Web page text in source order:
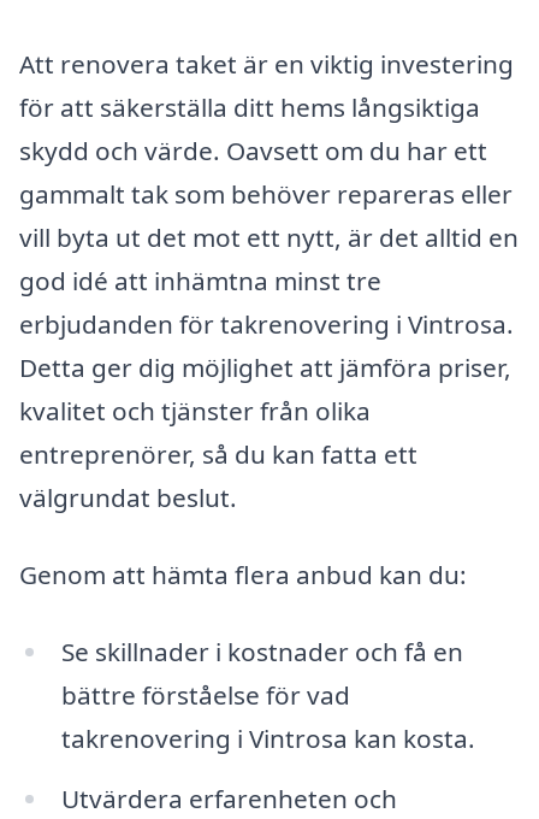
Att renovera taket är en viktig investering
för att säkerställa ditt hems långsiktiga
skydd och värde. Oavsett om du har ett
gammalt tak som behöver repareras eller
vill byta ut det mot ett nytt, är det alltid en
god idé att inhämtna minst tre
erbjudanden för takrenovering i Vintrosa.
Detta ger dig möjlighet att jämföra priser,
kvalitet och tjänster från olika
entreprenörer, så du kan fatta ett
välgrundat beslut.
Genom att hämta flera anbud kan du:
Se skillnader i kostnader och få en
bättre förståelse för vad
takrenovering i Vintrosa kan kosta.
Utvärdera erfarenheten och